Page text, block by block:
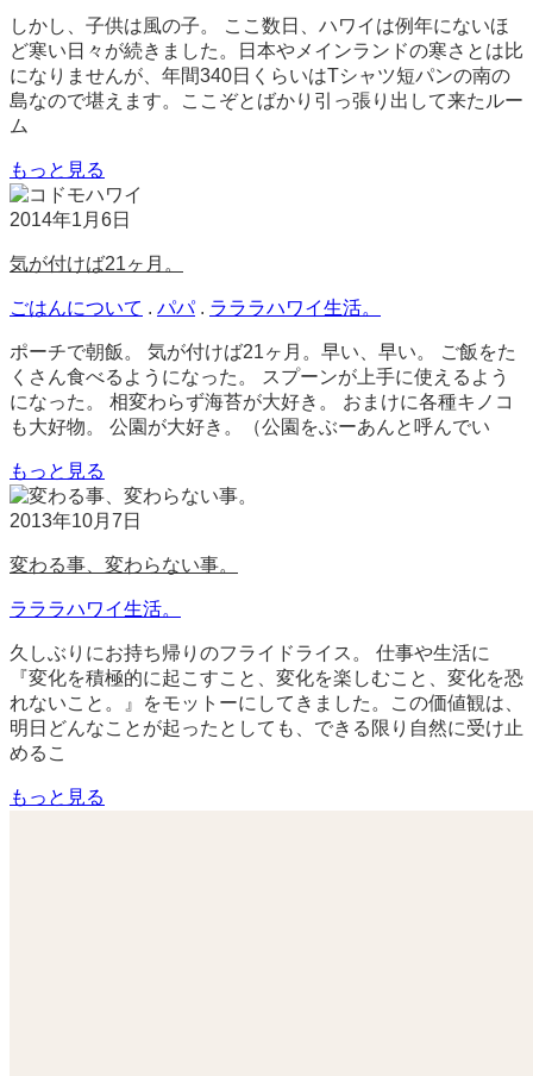
しかし、子供は風の子。 ここ数日、ハワイは例年にないほ
ど寒い日々が続きました。日本やメインランドの寒さとは比
になりませんが、年間340日くらいはTシャツ短パンの南の
島なので堪えます。ここぞとばかり引っ張り出して来たルー
ム
もっと見る
2014年1月6日
気が付けば21ヶ月。
ごはんについて . パパ. ラララハワイ生活。
ポーチで朝飯。 気が付けば21ヶ月。早い、早い。 ご飯をた
くさん食べるようになった。 スプーンが上手に使えるよう
になった。 相変わらず海苔が大好き。 おまけに各種キノコ
も大好物。 公園が大好き。（公園をぶーあんと呼んでい
もっと見る
2013年10月7日
変わる事、変わらない事。
ラララハワイ生活。
久しぶりにお持ち帰りのフライドライス。 仕事や生活に
『変化を積極的に起こすこと、変化を楽しむこと、変化を恐
れないこと。』をモットーにしてきました。この価値観は、
明日どんなことが起ったとしても、できる限り自然に受け止
めるこ
もっと見る